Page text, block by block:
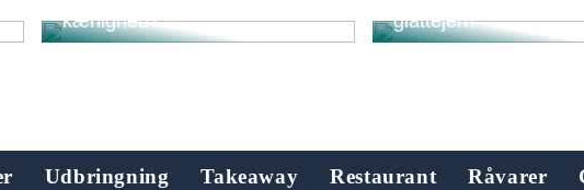
kærlighed?
glattejern
Udbringning Takeaway Restaurant Råvarer